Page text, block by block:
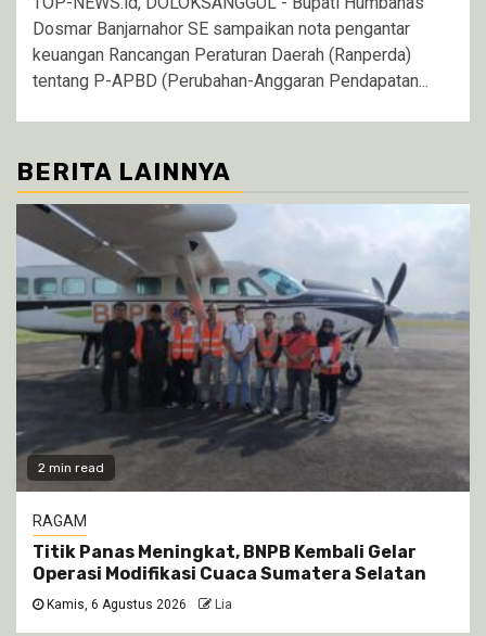
Dosmar Banjarnahor SE sampaikan nota pengantar
keuangan Rancangan Peraturan Daerah (Ranperda)
tentang P-APBD (Perubahan-Anggaran Pendapatan...
BERITA LAINNYA
2 min read
RAGAM
Titik Panas Meningkat, BNPB Kembali Gelar
Operasi Modifikasi Cuaca Sumatera Selatan
Kamis, 6 Agustus 2026 Lia